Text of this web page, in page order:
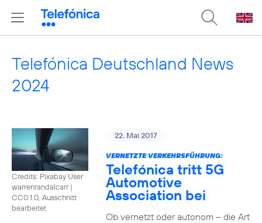
Telefónica Deutschland News
2024
Credits: Pixabay User
warrenrandalcarr|
CC0 1.0, Ausschnitt
bearbeitet
22. Mai 2017
VERNETZTE VERKEHRSFÜHRUNG:
Telefónica tritt 5G
Automotive
Association bei
Ob vernetzt oder autonom – die Art